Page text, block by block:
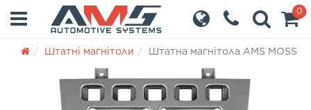
0
Штатні магнітоли Штатна магнітола AMS MOSS